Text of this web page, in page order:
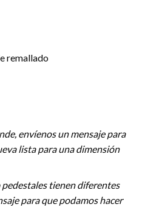
remallado
envíenos un mensaje para
lista para una dimensión
pedestales tienen diferentes
para que podamos hacer